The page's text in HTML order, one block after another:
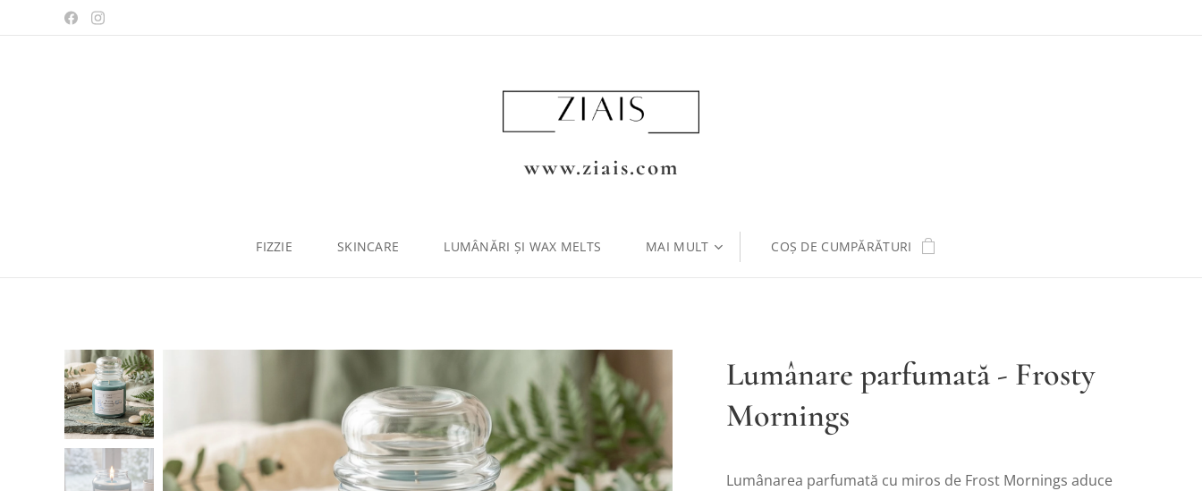
www.ziais.com
FIZZIE SKINCARE LUMÂNĂRI ȘI WAX MELTS MAI MULT COȘ DE CUMPĂRĂTURI
Lumânare parfumată - Frosty
Mornings
Lumânarea parfumată cu miros de Frost Mornings aduce